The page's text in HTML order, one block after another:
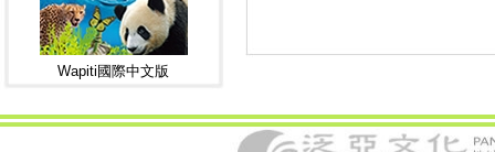
Wapiti國際中文版